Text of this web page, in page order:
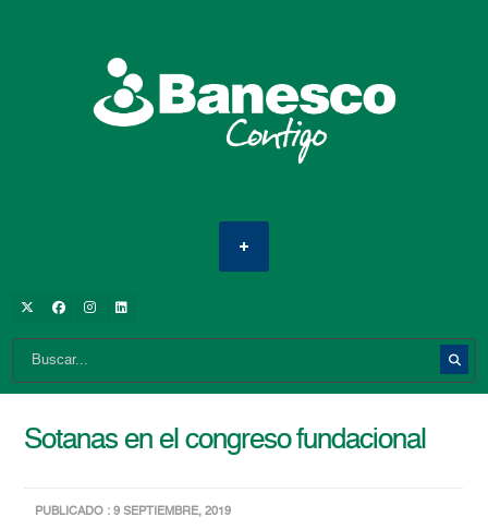
Sotanas en el congreso fundacional
PUBLICADO : 9 SEPTIEMBRE, 2019